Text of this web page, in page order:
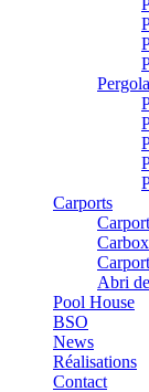
Carports
Abri
Pool House
BSO
News
Réalisations
Contact